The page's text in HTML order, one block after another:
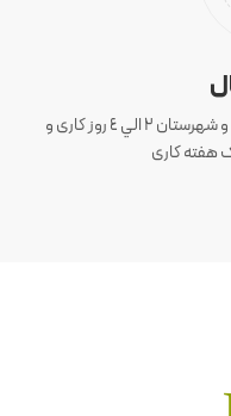
ارسال سفارش های تهران 1 الی 3 روز کاری و شهرستان ٢ الي ٤ روز کاری و
هفته کاری